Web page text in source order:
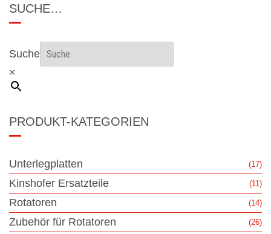
SUCHE…
Suche
×
PRODUKT-KATEGORIEN
Unterlegplatten (17)
Kinshofer Ersatzteile (11)
Rotatoren (14)
Zubehör für Rotatoren (26)